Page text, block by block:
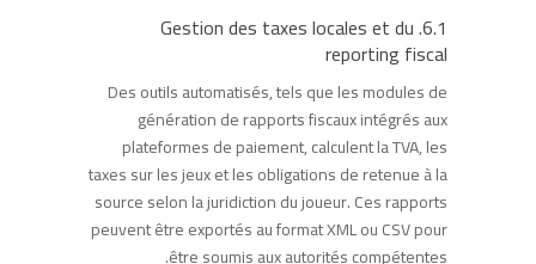
6.1. Gestion des taxes locales et du
reporting fiscal
Des outils automatisés, tels que les modules de
génération de rapports fiscaux intégrés aux
plateformes de paiement, calculent la TVA, les
taxes sur les jeux et les obligations de retenue à la
source selon la juridiction du joueur. Ces rapports
peuvent être exportés au format XML ou CSV pour
être soumis aux autorités compétentes.